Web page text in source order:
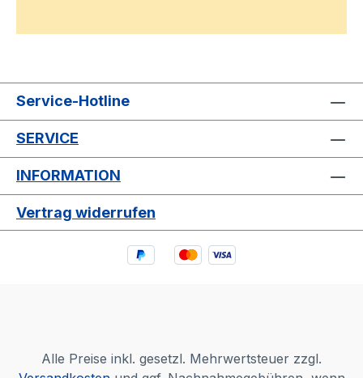
Service-Hotline
SERVICE
INFORMATION
Vertrag widerrufen
Alle Preise inkl. gesetzl. Mehrwertsteuer zzgl.